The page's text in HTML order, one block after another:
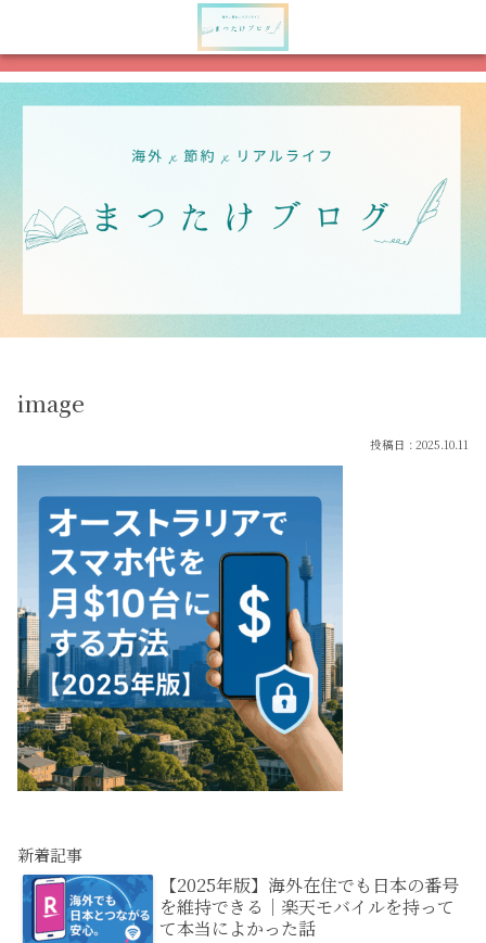
image
2025.10.11
新着記事
【2025年版】海外在住でも日本の番号
を維持できる｜楽天モバイルを持って
て本当によかった話